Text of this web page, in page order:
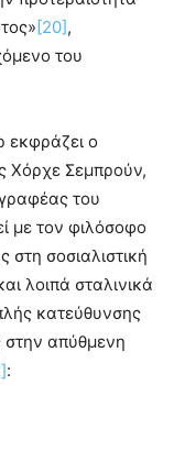
[20],
του
εκφράζει ο
Χόρχε Σεμπρούν,
του
με τον φιλόσοφο
σοσιαλιστική
λοιπά σταλινικά
κατεύθυνσης
στην απύθμενη
: